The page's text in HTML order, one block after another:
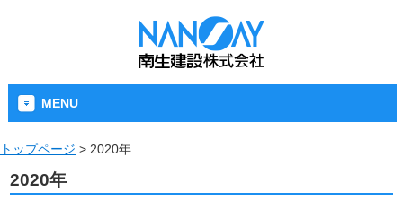
MENU
トップページ > 2020年
2020年